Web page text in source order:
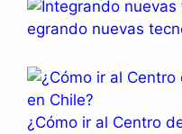
egrando nuevas
¿Cómo ir al Centro